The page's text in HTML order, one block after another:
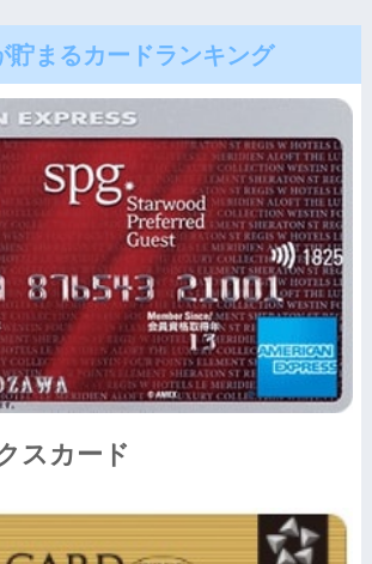
貯まるカードランキング
スカード